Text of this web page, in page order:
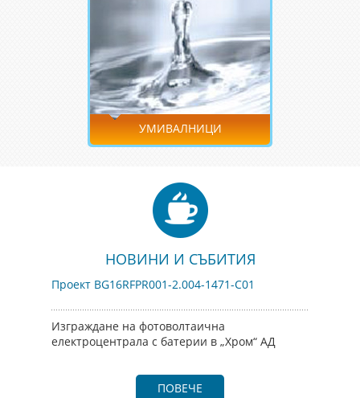
УМИВАЛНИЦИ
НОВИНИ И СЪБИТИЯ
Проект BG16RFPR001-2.004-1471-C01
Изграждане на фотоволтаична
електроцентрала с батерии в „Хром“ АД
ПОВЕЧЕ